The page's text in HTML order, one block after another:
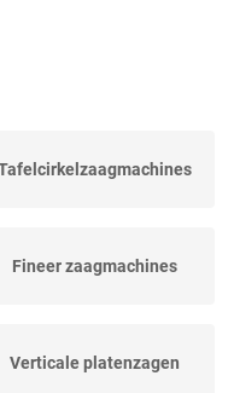
Fineer zaagmachines
Verticale platenzagen